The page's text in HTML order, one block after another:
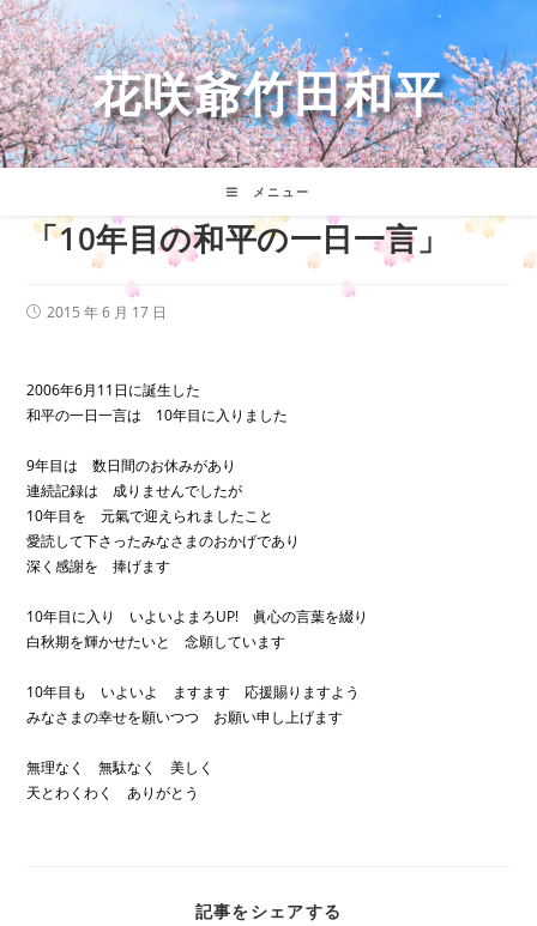
コ
ン
テ
ン
ツ
へ
ス
花咲爺竹田和平
メニュー
「10年目の和平の一日一言」
投
日:
2015 年 6 月 17 日
2006年6月11日に誕生した
和平の一日一言は 10年目に入りました
9年目は 数日間のお休みがあり
連続記録は 成りませんでしたが
10年目を 元氣で迎えられましたこと
愛読して下さったみなさまのおかげであり
深く感謝を 捧げます
10年目に入り いよいよまろUP! 眞心の言葉を綴り
白秋期を輝かせたいと 念願しています
10年目も いよいよ ますます 応援賜りますよう
みなさまの幸せを願いつつ お願い申し上げます
無理なく 無駄なく 美しく
天とわくわく ありがとう
記事をシェアする